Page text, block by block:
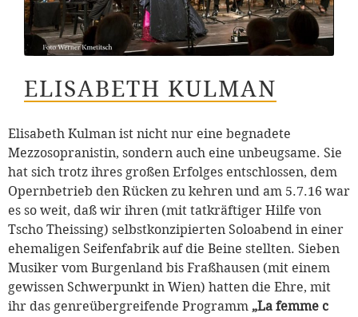
ELISABETH KULMAN
Elisabeth Kulman ist nicht nur eine begnadete
Mezzosopranistin, sondern auch eine unbeugsame. Sie
hat sich trotz ihres großen Erfolges entschlossen, dem
Opernbetrieb den Rücken zu kehren und am 5.7.16 war
es so weit, daß wir ihren (mit tatkräftiger Hilfe von
Tscho Theissing) selbstkonzipierten Soloabend in einer
ehemaligen Seifenfabrik auf die Beine stellten. Sieben
Musiker vom Burgenland bis Fraßhausen (mit einem
gewissen Schwerpunkt in Wien) hatten die Ehre, mit
ihr das genreübergreifende Programm „La femme c